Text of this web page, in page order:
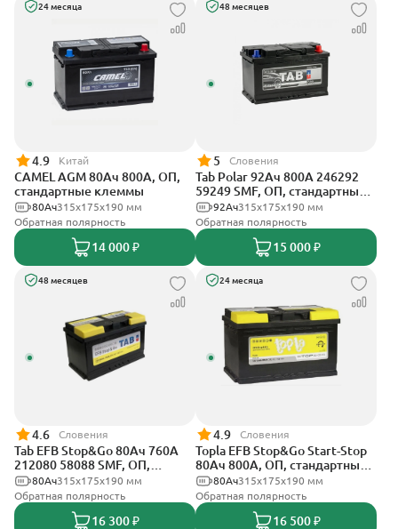
24 месяца
4.9 Китай
CAMEL AGM 80Ач 800А, ОП,
стандартные клеммы
315x175x190 мм
80Ач
Обратная полярность
14 000 ₽
48 месяцев
5 Словения
Tab Polar 92Ач 800А 246292
59249 SMF, ОП, стандартные
клеммы315x175x190 мм
92Ач
Обратная полярность
15 000 ₽
48 месяцев
4.6 Словения
Tab EFB Stop&Go 80Ач 760А
212080 58088 SMF, ОП,
стандартные клеммы
315x175x190 мм
80Ач
Обратная полярность
16 300 ₽
24 месяца
4.9 Словения
Topla EFB Stop&Go Start-Stop
80Ач 800А, ОП, стандартные
клеммы315x175x190 мм
80Ач
Обратная полярность
16 500 ₽